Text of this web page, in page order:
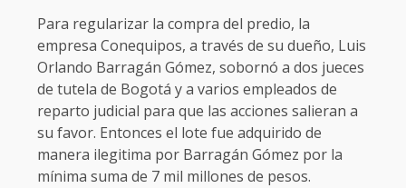
Para regularizar la compra del predio, la
empresa Conequipos, a través de su dueño, Luis
Orlando Barragán Gómez, sobornó a dos jueces
de tutela de Bogotá y a varios empleados de
reparto judicial para que las acciones salieran a
su favor. Entonces el lote fue adquirido de
manera ilegitima por Barragán Gómez por la
mínima suma de 7 mil millones de pesos.